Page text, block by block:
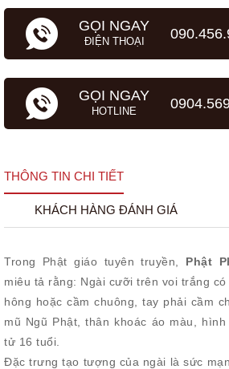
GỌI NGAY
ĐIỆN THOẠI
GỌI NGAY
HOTLINE
THÔNG TIN CHI TIẾT
KHÁCH HÀNG ĐÁNH GIÁ
Trong Phật giáo tuyên truyền, Phật
miêu tả rằng: Ngài cưỡi trên voi trắng
hông hoặc cầm chuông, tay phải cầm
mũ Ngũ Phật, thân khoác áo màu,
tử 16 tuổi.
Đặc trưng tạo tượng của ngài là sức